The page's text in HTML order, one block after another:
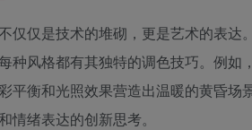
仅仅是技术的堆砌，更是艺术的表
种风格都有其独特的调色技巧。例如
平衡和光照效果营造出温暖的黄昏场
情绪表达的创新思考。